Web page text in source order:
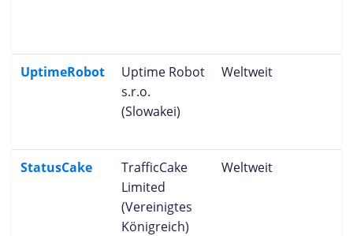
UptimeRobot
Uptime Robot
s.r.o.
(Slowakei)
Weltweit
StatusCake
TrafficCake
Limited
(Vereinigtes
Königreich)
Weltweit